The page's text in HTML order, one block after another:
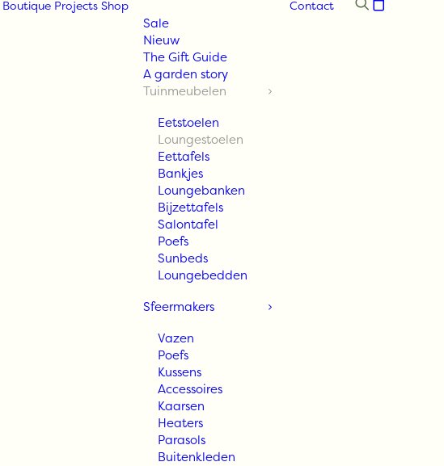
Boutique Projects Shop
Sale
Nieuw
The Gift Guide
A garden story
Tuinmeubelen
Eetstoelen
Loungestoelen
Eettafels
Bankjes
Loungebanken
Bijzettafels
Salontafel
Poefs
Sunbeds
Loungebedden
Sfeermakers
Vazen
Poefs
Kussens
Accessoires
Kaarsen
Heaters
Parasols
Buitenkleden
Contact